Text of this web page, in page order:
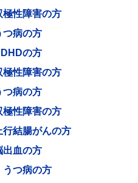
性障害の方
病の方
の方
性障害の方
病の方
性障害の方
結腸がんの方
血の方
つ病の方